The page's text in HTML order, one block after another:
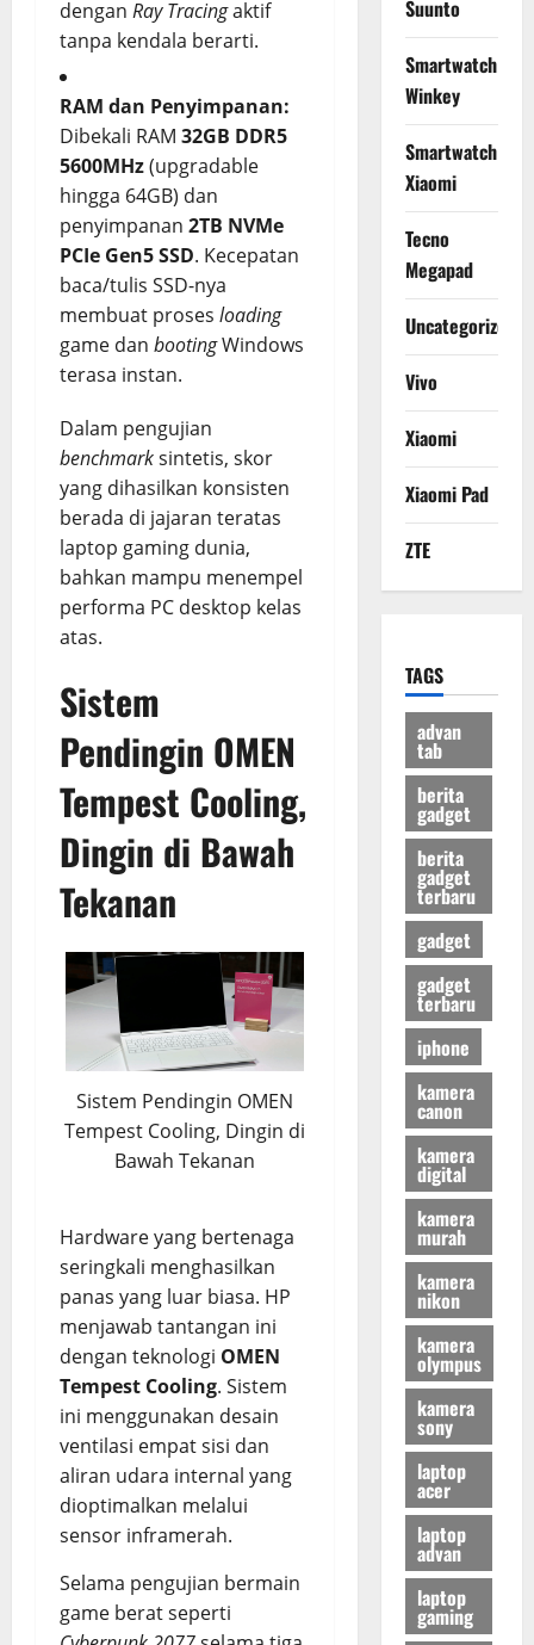
dengan Ray Tracingaktif
tanpa kendala berarti.
RAM dan Penyimpanan:
Dibekali RAM 32GB DDR5
5600MHz(upgradable
hingga 64GB) dan
penyimpanan 2TB NVMe
PCIe Gen5 SSD. Kecepatan
baca/tulis SSD-nya
membuat proses loading
game dan bootingWindows
terasa instan.
Dalam pengujian
benchmarksintetis, skor
yang dihasilkan konsisten
berada di jajaran teratas
laptop gaming dunia,
bahkan mampu menempel
performa PC desktop kelas
atas.
Sistem
Pendingin OMEN
Tempest Cooling,
Dingin di Bawah
Tekanan
Sistem Pendingin OMEN
Tempest Cooling, Dingin di
Bawah Tekanan
Hardware yang bertenaga
seringkali menghasilkan
panas yang luar biasa. HP
menjawab tantangan ini
dengan teknologi OMEN
Tempest Cooling. Sistem
ini menggunakan desain
ventilasi empat sisi dan
aliran udara internal yang
dioptimalkan melalui
sensor inframerah.
Selama pengujian bermain
game berat seperti
Suunto
Smartwatch
Winkey
Smartwatch
Xiaomi
Tecno
Megapad
Uncategorized
Vivo
Xiaomi
Xiaomi Pad
ZTE
TAGS
advan
tab
berita
gadget
berita
gadget
terbaru
gadget
gadget
terbaru
iphone
kamera
canon
kamera
digital
kamera
murah
kamera
nikon
kamera
olympus
kamera
sony
laptop
acer
laptop
advan
laptop
gaming